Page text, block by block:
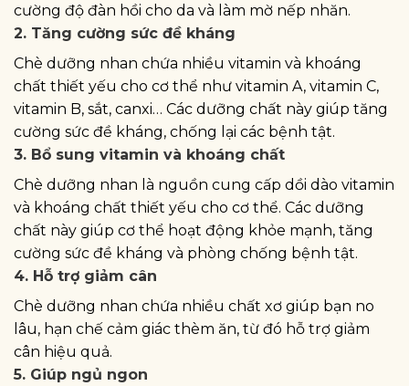
cường độ đàn hồi cho da và làm mờ nếp nhăn.
2. Tăng cường sức đề kháng
Chè dưỡng nhan chứa nhiều vitamin và khoáng
chất thiết yếu cho cơ thể như vitamin A, vitamin C,
vitamin B, sắt, canxi… Các dưỡng chất này giúp tăng
cường sức đề kháng, chống lại các bệnh tật.
3. Bổ sung vitamin và khoáng chất
Chè dưỡng nhan là nguồn cung cấp dồi dào vitamin
và khoáng chất thiết yếu cho cơ thể. Các dưỡng
chất này giúp cơ thể hoạt động khỏe mạnh, tăng
cường sức đề kháng và phòng chống bệnh tật.
4. Hỗ trợ giảm cân
Chè dưỡng nhan chứa nhiều chất xơ giúp bạn no
lâu, hạn chế cảm giác thèm ăn, từ đó hỗ trợ giảm
cân hiệu quả.
5. Giúp ngủ ngon